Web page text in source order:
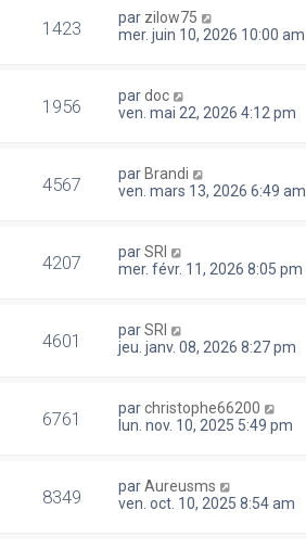
1423 par zilow75
mer. juin 10, 2026 10:00 am
1956 pardoc
ven. mai 22, 2026 4:12 pm
4567 par Brandi
ven. mars 13, 2026 6:49 am
4207 parSRI
mer. févr. 11, 2026 8:05 pm
4601 parSRI
jeu. janv. 08, 2026 8:27 pm
6761 parchristophe66200
lun. nov. 10, 2025 5:49 pm
8349 parAureusms
ven. oct. 10, 2025 8:54 am